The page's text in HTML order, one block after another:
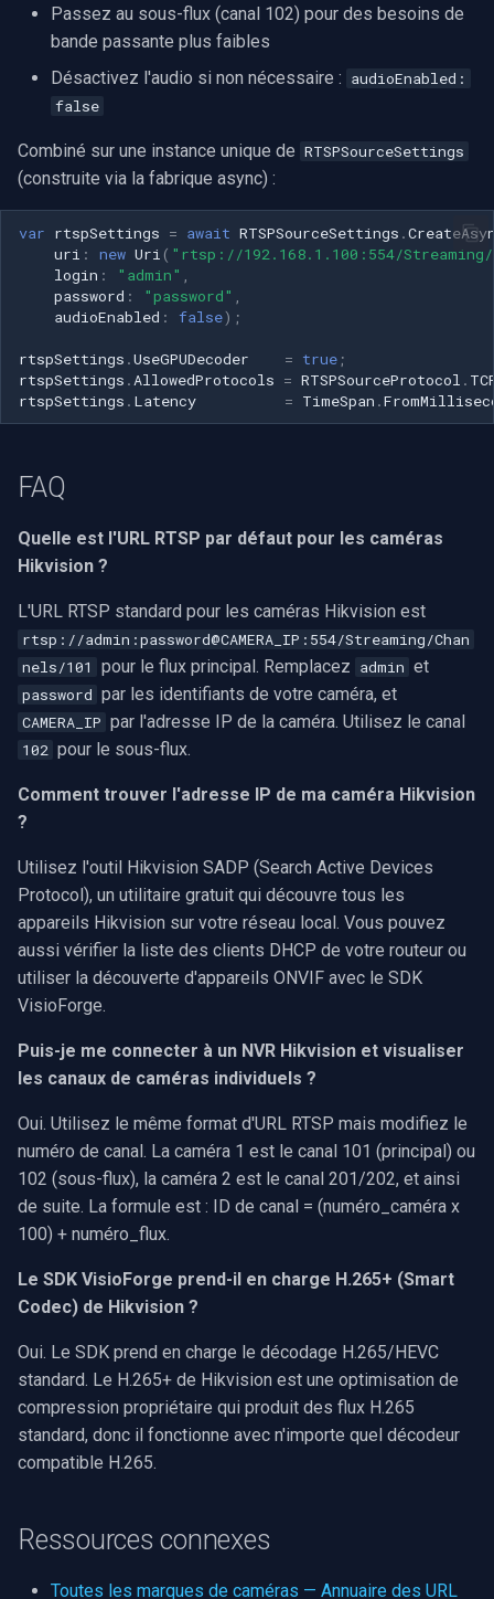
Passez au sous-flux (canal 102) pour des besoins de
bande passante plus faibles
Désactivez l'audio si non nécessaire : audioEnabled:
false
Combiné sur une instance unique de RTSPSourceSettings
(construite via la fabrique async) :
var rtspSettings = await RTSPSourceSettings .
uri : new Uri ( "rtsp://192.168.1.100:554/Streaming/
login : "admin"
password : "password"
audioEnabled : false);
rtspSettings .UseGPUDecoder = true ;
rtspSettings . AllowedProtocols = RTSPSourceProtocol .
rtspSettings . Latency = TimeSpan .
FAQ
Quelle est l'URL RTSP par défaut pour les caméras
Hikvision ?
L'URL RTSP standard pour les caméras Hikvision est
rtsp://admin:password@CAMERA_IP:554/Streaming/Chan
nels/101
pour le flux principal. Remplacez admin et
password par les identifiants de votre caméra, et
CAMERA_IP par l'adresse IP de la caméra. Utilisez le canal
102 pour le sous-flux.
Comment trouver l'adresse IP de ma caméra Hikvision
?
Utilisez l'outil Hikvision SADP (Search Active Devices
Protocol), un utilitaire gratuit qui découvre tous les
appareils Hikvision sur votre réseau local. Vous pouvez
aussi vérifier la liste des clients DHCP de votre routeur ou
utiliser la découverte d'appareils ONVIF avec le SDK
VisioForge.
Puis-je me connecter à un NVR Hikvision et visualiser
les canaux de caméras individuels ?
Oui. Utilisez le même format d'URL RTSP mais modifiez le
numéro de canal. La caméra 1 est le canal 101 (principal) ou
102 (sous-flux), la caméra 2 est le canal 201/202, et ainsi
de suite. La formule est : ID de canal = (numéro_caméra x
100) + numéro_flux.
Le SDK VisioForge prend-il en charge H.265+ (Smart
Codec) de Hikvision ?
Oui. Le SDK prend en charge le décodage H.265/HEVC
standard. Le H.265+ de Hikvision est une optimisation de
compression propriétaire qui produit des flux H.265
standard, donc il fonctionne avec n'importe quel décodeur
compatible H.265.
Ressources connexes
Toutes les marques de caméras — Annuaire des URL